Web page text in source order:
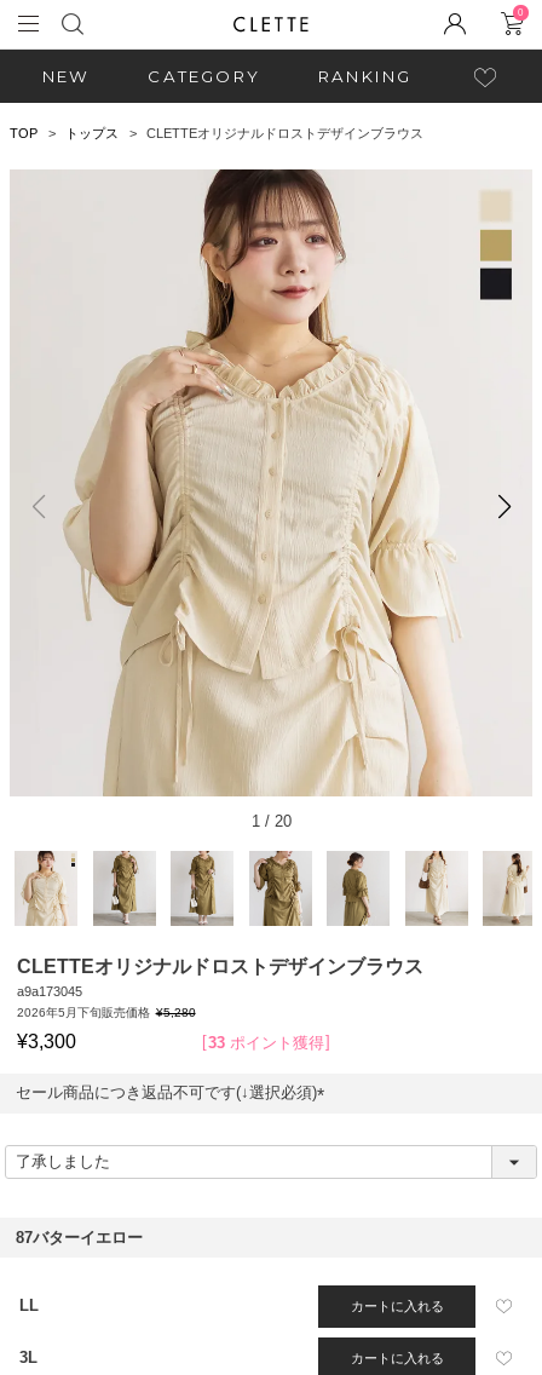
0
NEW CATEGORY RANKING
TOP トップス CLETTEオリジナルドロストデザインブラウス
1/ 20
CLETTEオリジナルドロストデザインブラウス
a9a173045
2026年5月下旬販売価格 ¥5,280
¥3,300 33 ポイント獲得
セール商品につき返品不可です(↓選択必須)
必
87バターイエロー
LL カートに入れる
3L カートに入れる